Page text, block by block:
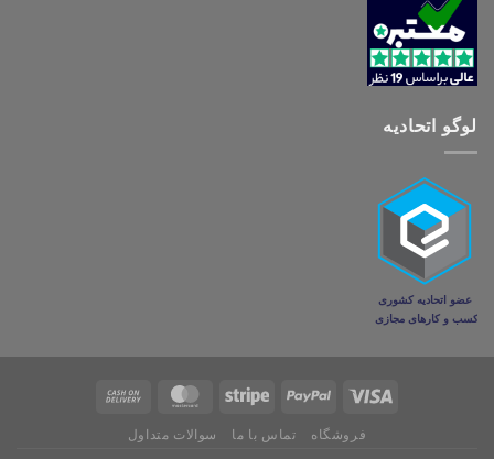
لوگو اتحادیه
فروشگاه تماس با ما سوالات متداول